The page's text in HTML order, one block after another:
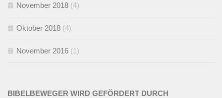
November 2018 (4)
Oktober 2018 (4)
November 2016 (1)
BIBELBEWEGER WIRD GEFÖRDERT DURCH